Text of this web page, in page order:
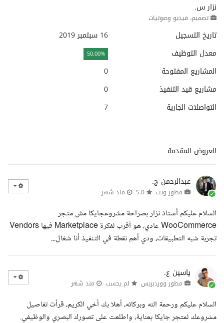
نزار س.
تصميم، فيديو وصوتيات
تاريخ التسجيل
16 سبتمبر 2019
معدل التوظيف
50.00%
المشاريع المفتوحة
0
مشاريع قيد التنفيذ
0
التواصلات الجارية
7
العروض المقدمة
عبدالرحمن ج.
مطور ويب منذ شهر
السلام عليكم أستاذ نزار بصراحة مشروعجايكا مش متجر
WooCommerce عادي، هو أقرب لفكرة Marketplace فيها Vendors
تجربة شبه التطبيقات، ودي أهم نقطة في التنفيذ أنا شغال...
ياسين ع.
مطور ووردبريس لم يحسب منذ شهر
السلام عليكم ورحمة الله وبركاته، أهلا بك أخي الكريم، قرأت تفاصيل
مشروعك لمتجر جايكا بعناية، واطلعت على تصورك البصري والوظيفي.